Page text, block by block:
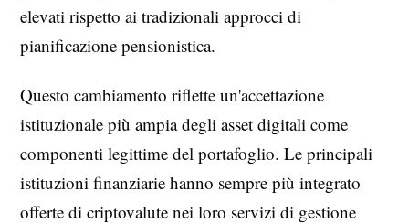
elevati rispetto ai tradizionali approcci di
pianificazione pensionistica.
Questo cambiamento riflette un'accettazione
istituzionale più ampia degli asset digitali come
componenti legittime del portafoglio. Le principali
istituzioni finanziarie hanno sempre più integrato
offerte di criptovalute nei loro servizi di gestione